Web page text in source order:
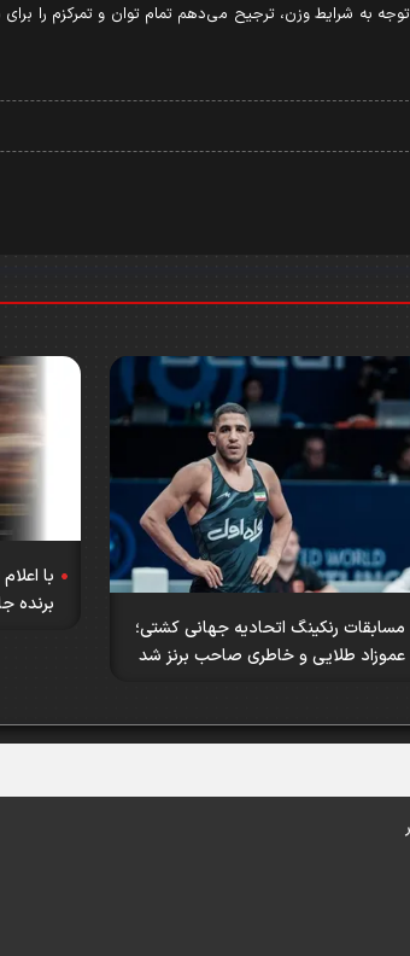
به شرایط وزن، ترجیح می‌دهم تمام توان و تمرکزم را برای
مسابقات رنکینگ اتحادیه جهانی کشتی؛
عموزاد طلایی و خاطری صاحب برنز شد
با
برنده